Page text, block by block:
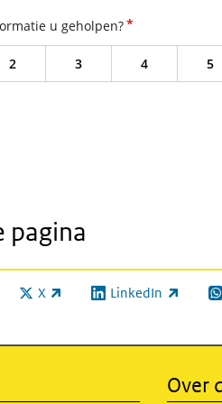
u geholpen?*
2 3 4 5
pagina
X
(externe link) LinkedIn
(externe link)
Over